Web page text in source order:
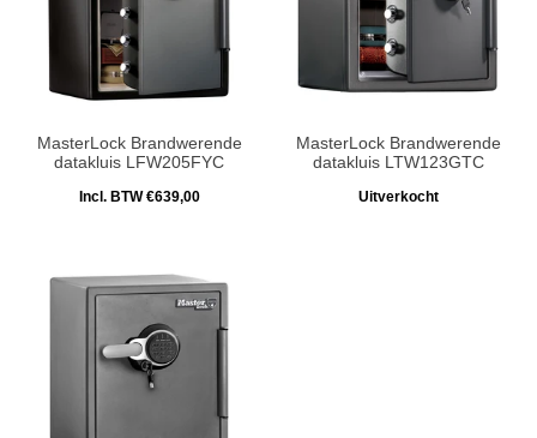
MasterLock Brandwerende
datakluis LFW205FYC
Incl. BTW €639,00
MasterLock Brandwerende
datakluis LTW123GTC
Uitverkocht